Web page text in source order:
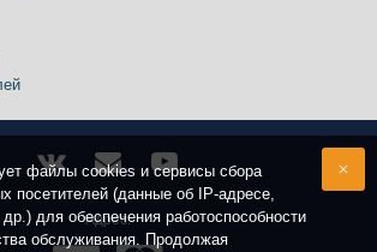
Адрес:
файлы cookies и сервисы сбора
посетителей (данные об IP-адресе,
для обеспечения работоспособности
обслуживания. Продолжая